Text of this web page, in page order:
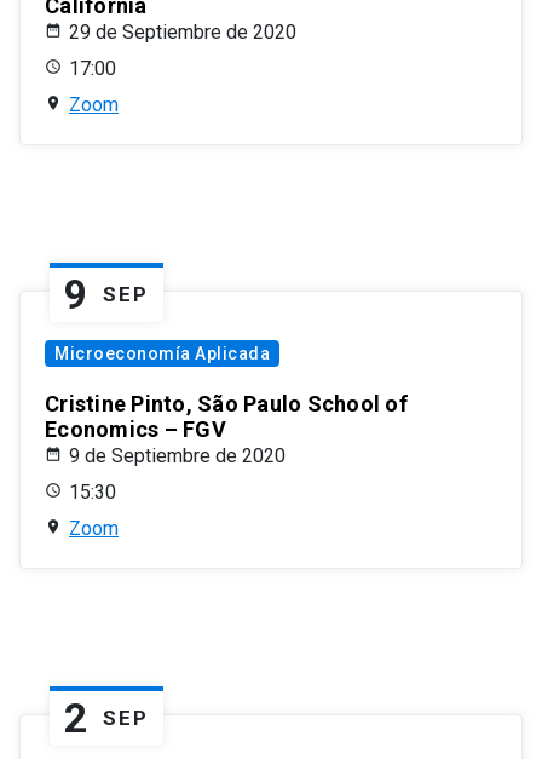
California
29 de Septiembre de 2020
17:00
Zoom
9 SEP
Microeconomía Aplicada
Cristine Pinto, São Paulo School of
Economics – FGV
9 de Septiembre de 2020
15:30
Zoom
2 SEP